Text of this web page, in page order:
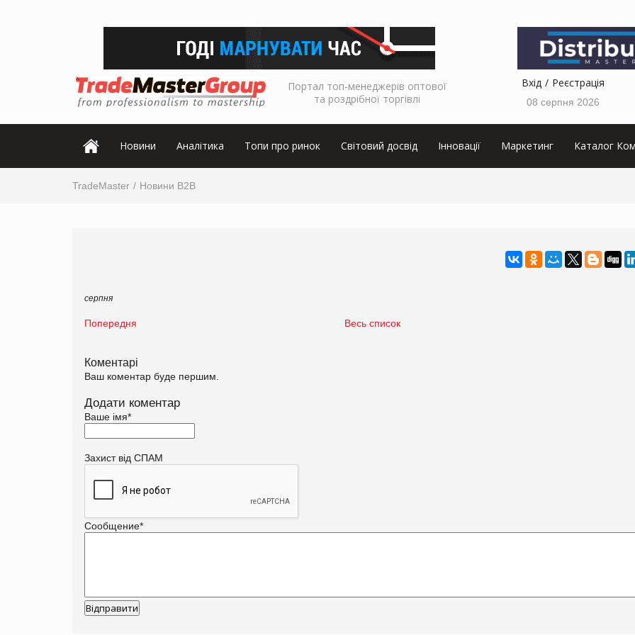
Портал топ-менеджерів оптової
та роздрібної торгівлі
Вхід Реєстрація
08 серпня 2026
Новини Аналітика Топи про ринок Світовий досвід Інновації Маркетинг Каталог
TradeMaster Новини B2B
серпня
Попередня Весь список
Коментарі
Ваш коментар буде першим.
Додати коментар
Ваше імя*
Захист від СПАМ
Сообщение*